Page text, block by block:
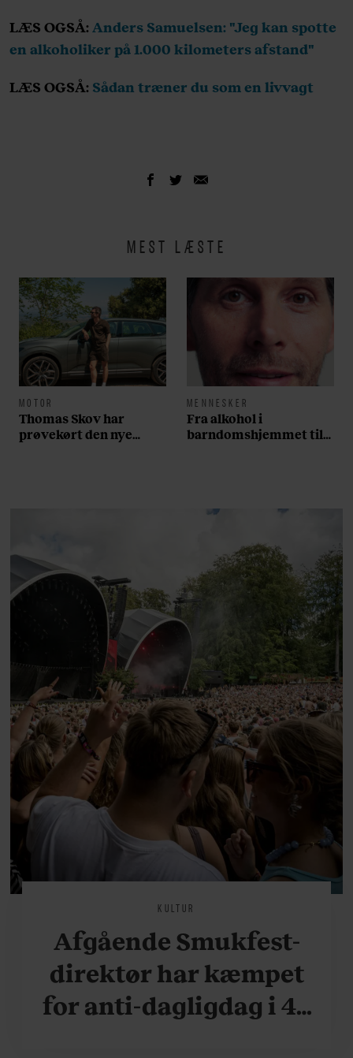
LÆS OGSÅ: Anders Samuelsen: "Jeg kan spotte
en alkoholiker på 1.000 kilometers afstand"
LÆS OGSÅ: Sådan træner du som en livvagt
MEST LÆSTE
MOTOR
Thomas Skov har
prøvekørt den nye
MENNESKER
Fra alkohol i
barndomshjemmet til
KULTUR
Afgående Smukfest-
direktør har kæmpet
for anti-dagligdag i 46